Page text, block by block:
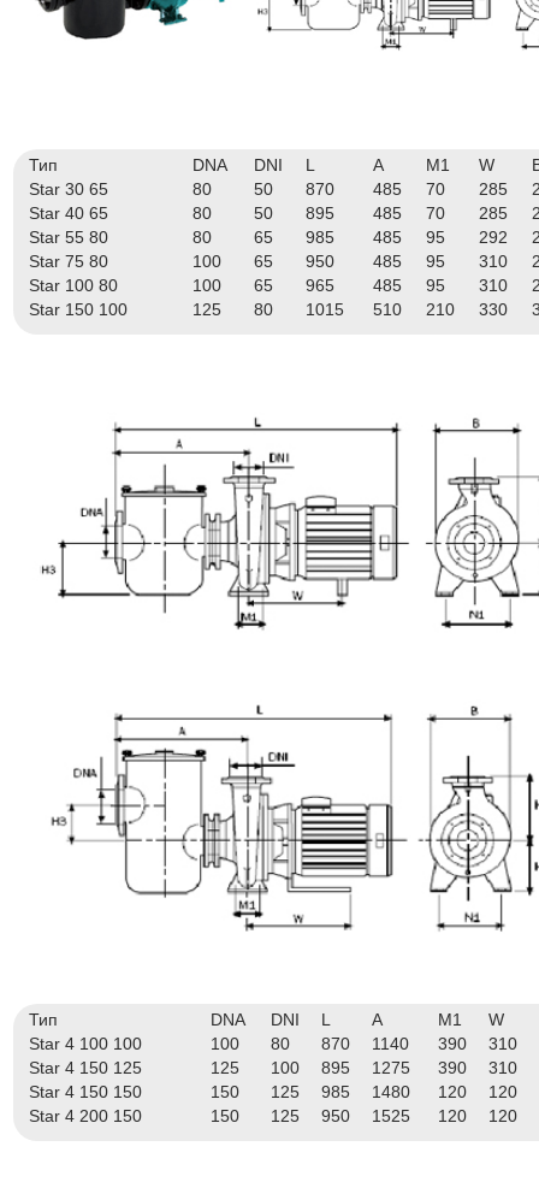
Тип DNA DNI L A M1 W
Star 30 65
80 50 870 485 70 285
Star 40 65
80 50 895 485 70 285
Star 55 80
80 65 985 485 95 292
Star 75 80
100 65 950 485 95 310
Star 100 80
100 65 965 485 95 310
Star 150 100
125 80 1015 510 210 330
Тип DNA DNI L A M1
W
Star 4 100 100
100 80 870 1140 390
310
Star 4 150 125
125 100 895 1275 390
310
Star 4 150 150
150 125 985 1480 120
120
Star 4 200 150
150 125 950 1525 120 120